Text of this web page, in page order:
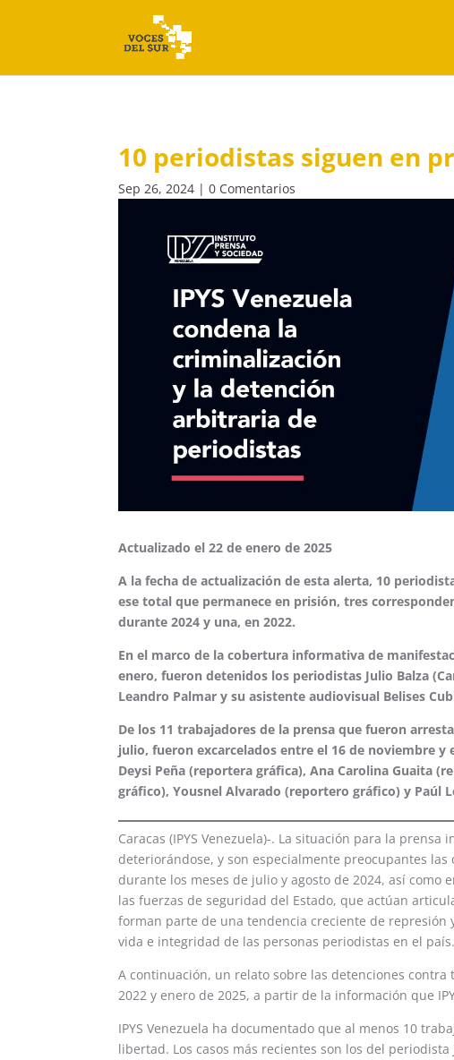
10 periodistas siguen en
Sep 26, 2024 | 0 Comentarios
Actualizado el 22 de enero de 2025
A la fecha de actualización de esta alerta, 10
ese total que permanece en prisión, tres
durante 2024 y una, en 2022.
En el marco de la cobertura informativa de
enero, fueron detenidos los periodistas Julio Balza
Leandro Palmar y su asistente audiovisual Belises
De los 11 trabajadores de la prensa que fueron
julio, fueron excarcelados entre el 16 de noviembre y
Deysi Peña (reportera gráfica), Ana Carolina Guaita
gráfico), Yousnel Alvarado (reportero gráfico) y Paúl
Caracas (IPYS Venezuela)-. La situación para la
deteriorándose, y son especialmente preocupantes
durante los meses de julio y agosto de 2024, así como
las fuerzas de seguridad del Estado, que actúan
forman parte de una tendencia creciente de represión
vida e integridad de las personas periodistas en el país.
A continuación, un relato sobre las detenciones
2022 y enero de 2025, a partir de la información que
IPYS Venezuela ha documentado que al menos 10
libertad. Los casos más recientes son los del